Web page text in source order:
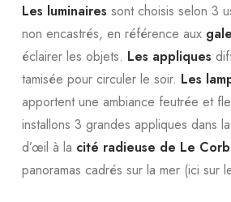
Les luminaires sont choisis selon 3
non encastrés, en référence aux
éclairer les objets. Les appliques
tamisée pour circuler le soir. Les
apportent une ambiance feutrée et
installons 3 grandes appliques dans
d’œil à la cité radieuse de Le
panoramas cadrés sur la mer (ici sur